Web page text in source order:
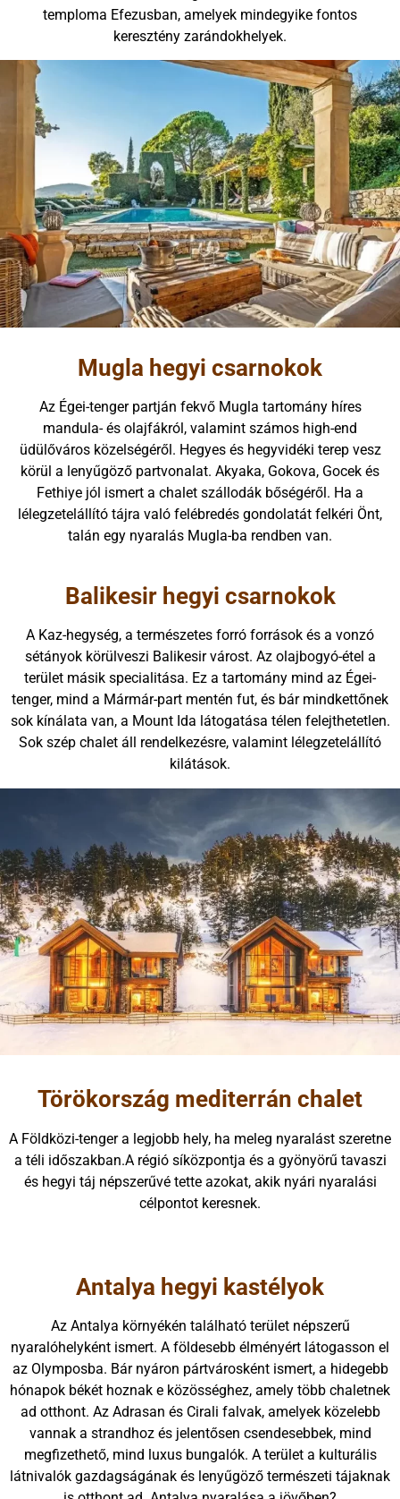
temploma Efezusban, amelyek mindegyike fontos
keresztény zarándokhelyek.
Mugla hegyi csarnokok
Az Égei-tenger partján fekvő Mugla tartomány híres
mandula- és olajfákról, valamint számos high-end
üdülőváros közelségéről. Hegyes és hegyvidéki terep vesz
körül a lenyűgöző partvonalat. Akyaka, Gokova, Gocek és
Fethiye jól ismert a chalet szállodák bőségéről. Ha a
lélegzetelállító tájra való felébredés gondolatát felkéri Önt,
talán egy nyaralás Mugla-ba rendben van.
Balikesir hegyi csarnokok
A Kaz-hegység, a természetes forró források és a vonzó
sétányok körülveszi Balikesir várost. Az olajbogyó-étel a
terület másik specialitása. Ez a tartomány mind az Égei-
tenger, mind a Mármár-part mentén fut, és bár mindkettőnek
sok kínálata van, a Mount Ida látogatása télen felejthetetlen.
Sok szép chalet áll rendelkezésre, valamint lélegzetelállító
kilátások.
Törökország mediterrán chalet
A Földközi-tenger a legjobb hely, ha meleg nyaralást szeretne
a téli időszakban.A régió síközpontja és a gyönyörű tavaszi
és hegyi táj népszerűvé tette azokat, akik nyári nyaralási
célpontot keresnek.
Antalya hegyi kastélyok
Az Antalya környékén található terület népszerű
nyaralóhelyként ismert. A földesebb élményért látogasson el
az Olymposba. Bár nyáron pártvárosként ismert, a hidegebb
hónapok békét hoznak e közösséghez, amely több chaletnek
ad otthont. Az Adrasan és Cirali falvak, amelyek közelebb
vannak a strandhoz és jelentősen csendesebbek, mind
megfizethető, mind luxus bungalók. A terület a kulturális
látnivalók gazdagságának és lenyűgöző természeti tájaknak